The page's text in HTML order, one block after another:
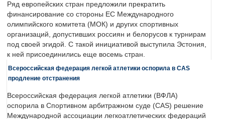
Ряд европейских стран предложили прекратить
финансирование со стороны ЕС Международного
олимпийского комитета (МОК) и других спортивных
организаций, допустивших россиян и белорусов к турнирам
под своей эгидой. С такой инициативой выступила Эстония,
к ней присоединились еще восемь стран.
Всероссийская федерация легкой атлетики оспорила в CAS
продление отстранения
Всероссийская федерация легкой атлетики (ВФЛА)
оспорила в Спортивном арбитражном суде (CAS) решение
Международной ассоциации легкоатлетических федераций